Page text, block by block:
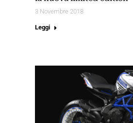
3 Novembre 2018
Leggi